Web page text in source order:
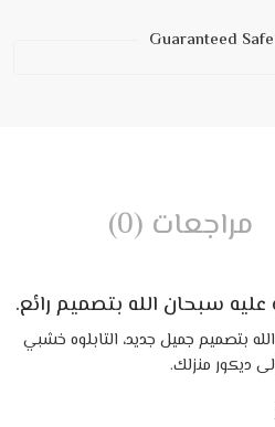
Guaranteed
مراجعات (0)
سبحان الله بتصميم رائع.
بتصميم جميل جديد، التابلوه خشبي
ديكور منزلك.